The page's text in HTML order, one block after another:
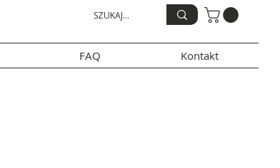
FAQ Kontakt